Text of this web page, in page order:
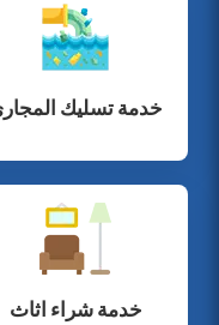
خدمة تسليك
خدمة شراء اثاث